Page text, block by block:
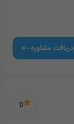
دریافت‌ مشاوره
0